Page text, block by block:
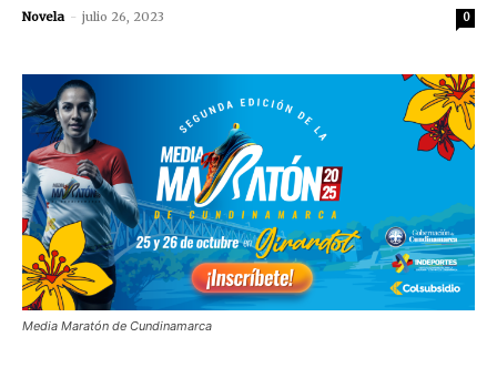
Novela - julio 26, 2023 0
Media Maratón de Cundinamarca